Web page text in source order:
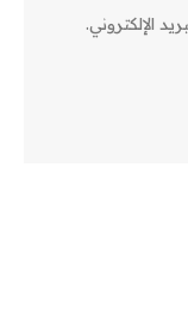
الإلكتروني.